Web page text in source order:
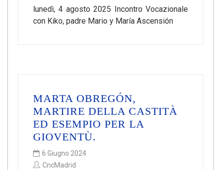
lunedì, 4 agosto 2025 Incontro Vocazionale
con Kiko, padre Mario y María Ascensión
MARTA OBREGÓN,
MARTIRE DELLA CASTITÀ
ED ESEMPIO PER LA
GIOVENTÙ.
6 Giugno 2024
CncMadrid